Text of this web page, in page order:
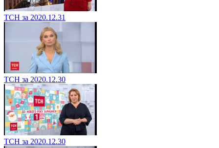
ТСН за 2020.12.31
ТСН за 2020.12.30
ТСН за 2020.12.30